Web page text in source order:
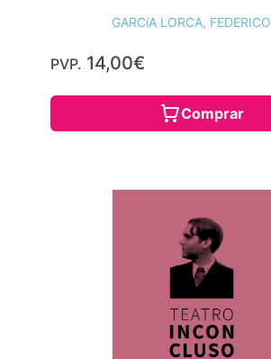
GARCíA LORCA, FEDERICO
PVP. 14,00€
Comprar